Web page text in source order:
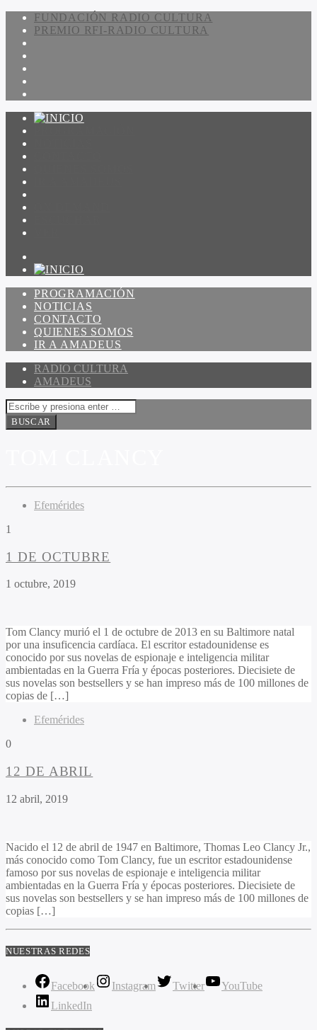
FUNDACIÓN RADIO CULTURA
PREMIO RFI-RADIO CULTURA
PROGRAMACIÓN
NOTICIAS
CONTACTO
QUIENES SOMOS
IR A AMADEUS
RADIO CULTURA
AMADEUS
Efemérides
1
1 DE OCTUBRE
1 octubre, 2019
Tom Clancy murió el 1 de octubre de 2013 en su Baltimore natal
por una insuficencia cardíaca. El escritor estadounidense es
conocido por sus novelas de espionaje e inteligencia militar
ambientadas en la Guerra Fría y épocas posteriores. Diecisiete de
sus novelas son bestsellers y se han impreso más de 100 millones de
copias de […]
Efemérides
0
12 DE ABRIL
12 abril, 2019
Nacido el 12 de abril de 1947 en Baltimore, Thomas Leo Clancy Jr.,
más conocido como Tom Clancy, fue un escritor estadounidense
famoso por sus novelas de espionaje e inteligencia militar
ambientadas en la Guerra Fría y épocas posteriores. Diecisiete de
sus novelas son bestsellers y se han impreso más de 100 millones de
copias […]
NUESTRAS REDES
Facebook Instagram Twitter
YouTube
LinkedIn